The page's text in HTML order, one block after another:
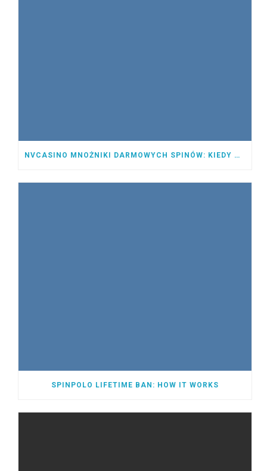
NVCASINO MNOŻNIKI DARMOWYCH SPINÓW: KIEDY MAJĄ ZASTOSOWANIE
SPINPOLO LIFETIME BAN: HOW IT WORKS